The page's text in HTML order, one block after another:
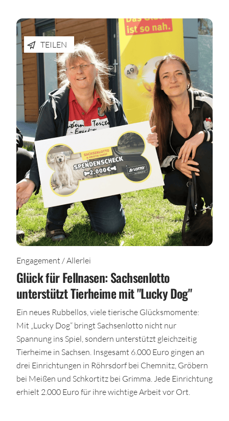
TEILEN
Engagement / Allerlei
Glück für Fellnasen: Sachsenlotto
unterstützt Tierheime mit "Lucky Dog"
Ein neues Rubbellos, viele tierische Glücksmomente:
Mit „Lucky Dog“ bringt Sachsenlotto nicht nur
Spannung ins Spiel, sondern unterstützt gleichzeitig
Tierheime in Sachsen. Insgesamt 6.000 Euro gingen an
drei Einrichtungen in Röhrsdorf bei Chemnitz, Gröbern
bei Meißen und Schkortitz bei Grimma. Jede Einrichtung
erhielt 2.000 Euro für ihre wichtige Arbeit vor Ort.